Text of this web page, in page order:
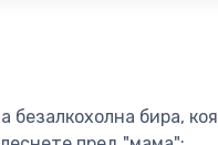
бира,